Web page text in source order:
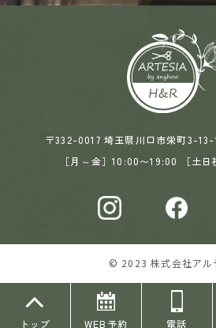
トップ WEB予約 電話
〒332-0017 埼玉県川口市栄町3-
［月～金］10:00〜19:00 ［土
© 2023 株式会社アル